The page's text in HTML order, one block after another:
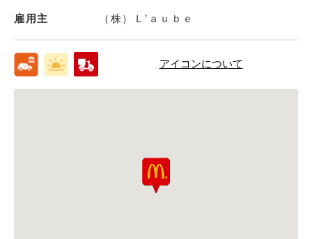
雇用主 （株）Ｌ’ａｕｂｅ
アイコンについて